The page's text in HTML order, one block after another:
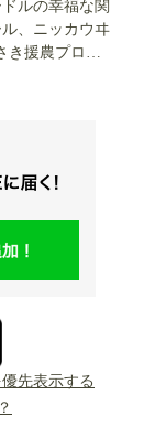
ルの幸福な関
、ニッカウヰ
き援農プロジ
先表示する